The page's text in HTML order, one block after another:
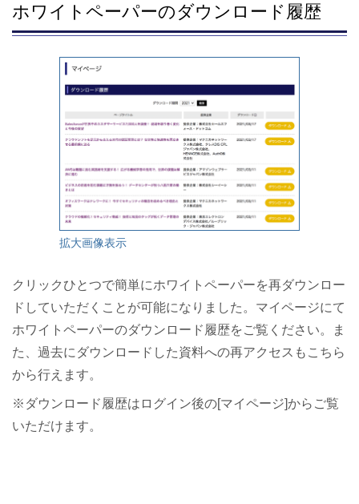
ホワイトペーパーのダウンロード履歴
拡大画像表示
クリックひとつで簡単にホワイトペーパーを再ダウンロー
ドしていただくことが可能になりました。 マイページにて
ホワイトペーパーのダウンロード履歴をご覧ください。ま
た、過去にダウンロードした資料への再アクセスもこちら
から行えます。
※ダウンロード履歴はログイン後の[マイページ]からご覧
いただけます。